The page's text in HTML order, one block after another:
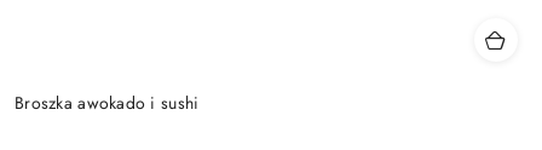
Broszka awokado i sushi